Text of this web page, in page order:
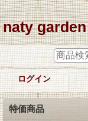
naty garden
ログイン
特価商品